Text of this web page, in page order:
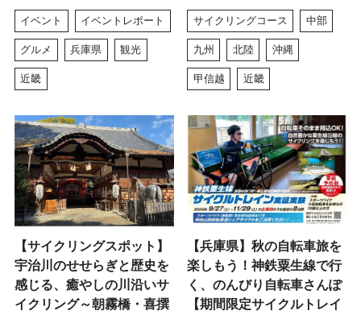
イベント イベントレポート
グルメ 兵庫県 観光
近畿
サイクリングコース 中部
九州 北陸 沖縄
甲信越 近畿
【サイクリングスポット】
宇治川のせせらぎと歴史を
感じる、癒やしの川沿いサ
イクリング～朝霧橋・喜撰
【兵庫県】秋の自転車旅を
楽しもう！神鉄粟生線で行
く、のんびり自転車さんぽ
【期間限定サイクルトレイ